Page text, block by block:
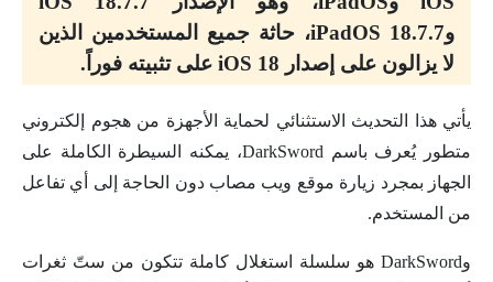
وiPadOS 18.7.7، حاثة جميع المستخدمين الذين
لا يزالون على إصدار iOS 18 على تثبيته فوراً.
يأتي هذا التحديث الاستثنائي لحماية الأجهزة من هجوم إلكتروني
متطور يُعرف باسم DarkSword، يمكنه السيطرة الكاملة على
الجهاز بمجرد زيارة موقع ويب مصاب دون الحاجة إلى أي تفاعل
من المستخدم.
وDarkSword هو سلسلة استغلال كاملة تتكون من ستّ ثغرات